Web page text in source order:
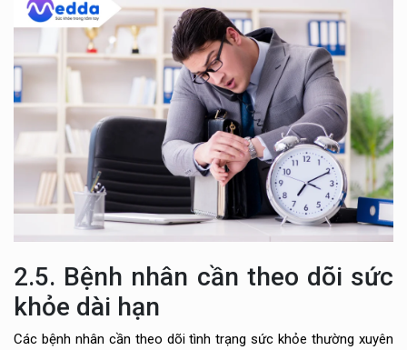
2.5. Bệnh nhân cần theo dõi sức
khỏe dài hạn
Các bệnh nhân cần theo dõi tình trạng sức khỏe thường xuyên